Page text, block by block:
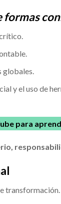
formas
globales.
y el uso de
para
transformación.